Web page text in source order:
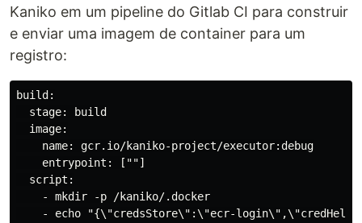
Kaniko em um pipeline do Gitlab CI para construir
e enviar uma imagem de container para um
registro:
build:
  stage: build
  image:
    name: gcr.io/kaniko-project/executor:debug
    entrypoint: [""]
  script:
    - mkdir -p /kaniko/.docker
- echo "{\"credsStore\":\"ecr-